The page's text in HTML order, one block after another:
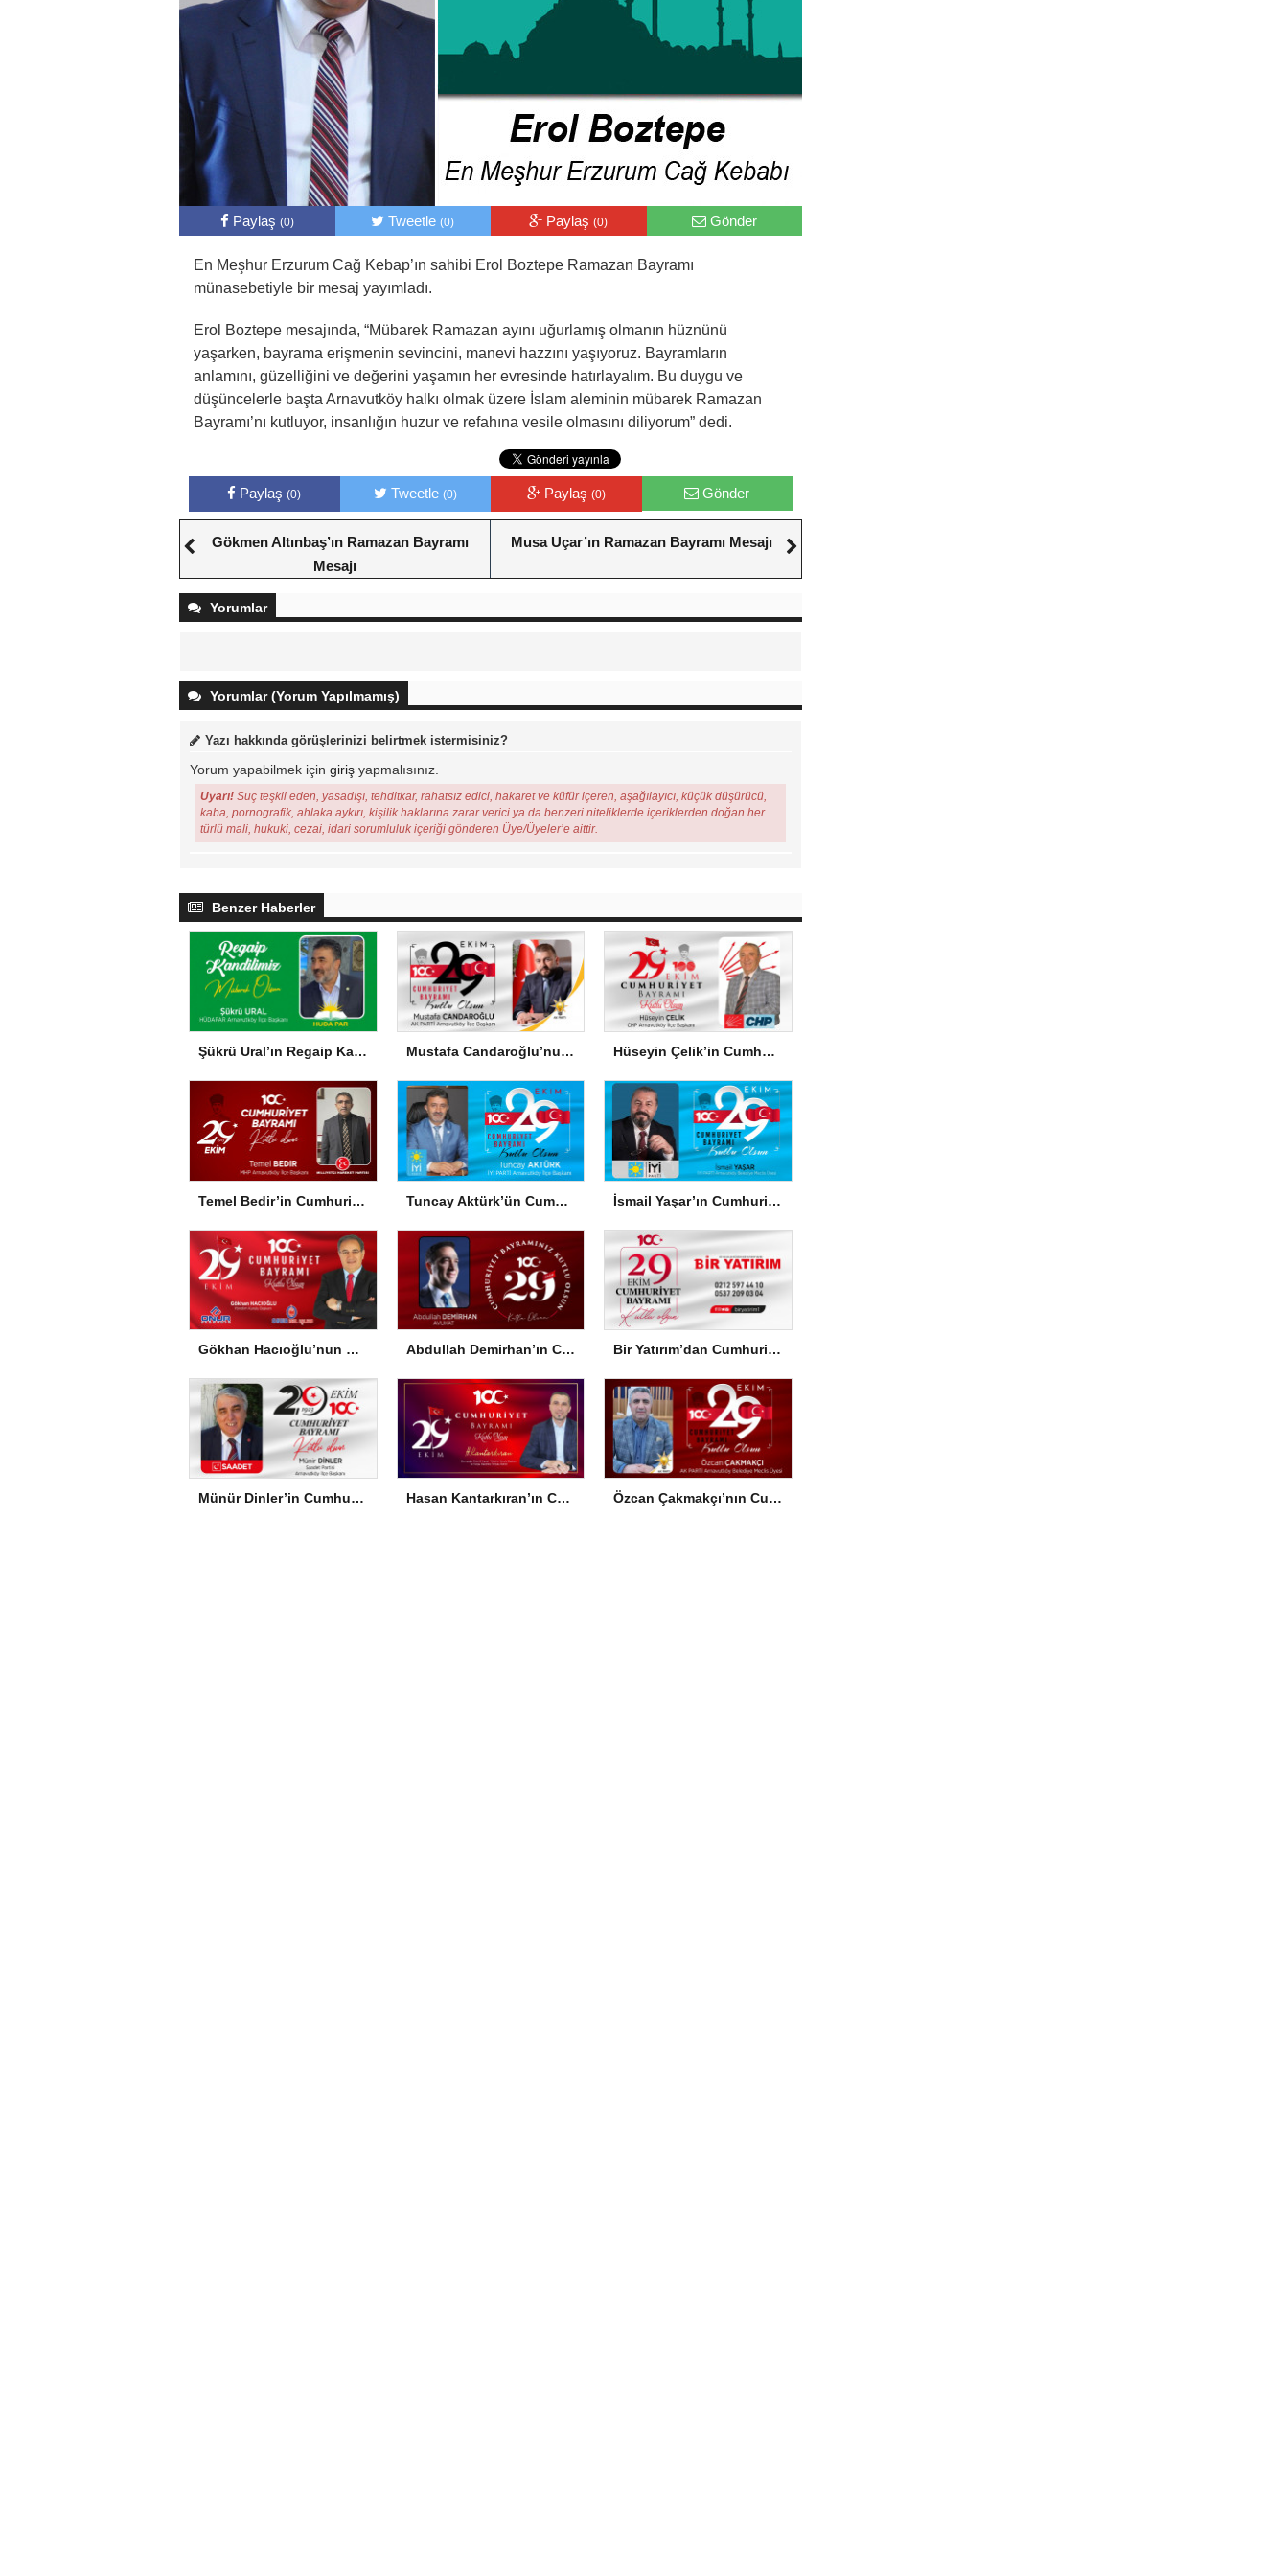
Paylaş (0) Tweetle(0) Paylaş(0) Gönder
En Meşhur Erzurum Cağ Kebap’ın sahibi Erol Boztepe Ramazan Bayramı
münasebetiyle bir mesaj yayımladı.
Erol Boztepe mesajında, “Mübarek Ramazan ayını uğurlamış olmanın hüznünü
yaşarken, bayrama erişmenin sevincini, manevi hazzını yaşıyoruz. Bayramların
anlamını, güzelliğini ve değerini yaşamın her evresinde hatırlayalım. Bu duygu ve
düşüncelerle başta Arnavutköy halkı olmak üzere İslam aleminin mübarek Ramazan
Bayramı’nı kutluyor, insanlığın huzur ve refahına vesile olmasını diliyorum” dedi.
Paylaş(0) Tweetle (0) Paylaş (0) Gönder
Gökmen Altınbaş’ın Ramazan Bayramı
Mesajı
Musa Uçar’ın Ramazan Bayramı Mesajı
Yorumlar
Yorumlar (Yorum Yapılmamış)
Yazı hakkında görüşlerinizi belirtmek istermisiniz?
Yorum yapabilmek için giriş yapmalısınız.
Uyarı! Suç teşkil eden, yasadışı, tehditkar, rahatsız edici, hakaret ve küfür içeren, aşağılayıcı, küçük düşürücü,
kaba, pornografik, ahlaka aykırı, kişilik haklarına zarar verici ya da benzeri niteliklerde içeriklerden doğan her
türlü mali, hukuki, cezai, idari sorumluluk içeriği gönderen Üye/Üyeler’e aittir.
Benzer Haberler
Şükrü Ural’ın Regaip Kandili Mesajı Mustafa Candaroğlu’nun Cumhuriyet Bayramı Mesajı Hüseyin Çelik’in Cumhuriyet Bayramı Mesajı
Temel Bedir’in Cumhuriyet Bayramı Mesajı Tuncay Aktürk’ün Cumhuriyet Bayramı Mesajı İsmail Yaşar’ın Cumhuriyet Bayramı Mesajı
Gökhan Hacıoğlu’nun Cumhuriyet Bayramı Mesajı Abdullah Demirhan’ın Cumhuriyet Bayramı Mesajı Bir Yatırım’dan Cumhuriyet Bayramı Mesajı
Münür Dinler’in Cumhuriyet Bayramı Mesajı Hasan Kantarkıran’ın Cumhuriyet Bayramı Mesajı Özcan Çakmakçı’nın Cumhuriyet Bayramı Mesajı